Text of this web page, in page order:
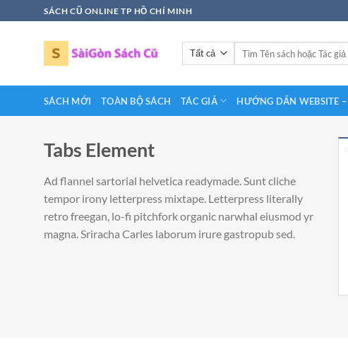
qua
SÁCH CŨ ONLINE TP HỒ CHÍ MINH
SÁCH MỚI TOÀN BỘ SÁCH TÁC GIẢ HƯỚNG DẨN WEBSITE
Tabs Element
Ad flannel sartorial helvetica readymade. Sunt cliche
tempor irony letterpress mixtape. Letterpress literally
retro freegan, lo-fi pitchfork organic narwhal eiusmod yr
magna. Sriracha Carles laborum irure gastropub sed.